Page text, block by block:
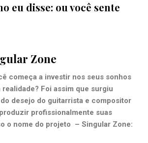
eu disse: ou você sente
Zone
começa a investir nos seus sonhos
Foi assim que surgiu
desejo do guitarrista e compositor
profissionalmente suas
o nome do projeto – Singular Zone: